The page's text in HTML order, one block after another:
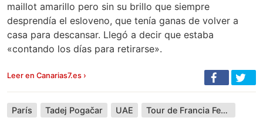
maillot amarillo pero sin su brillo que siempre
desprendía el esloveno, que tenía ganas de volver a
casa para descansar. Llegó a decir que estaba
«contando los días para retirarse».
Leer en Canarias7.es ›
París Tadej Pogačar UAE Tour de Francia Femenino